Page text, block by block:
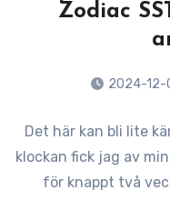
Zodiac
2024-12-
Det här kan bli lite
klockan fick jag av
för knappt två